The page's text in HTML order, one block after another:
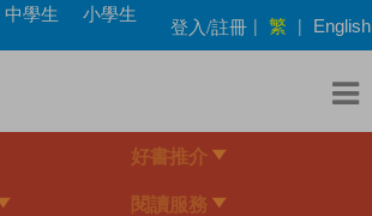
中學生
小學生
登入/註冊 | 繁 | English
好書推介
閱讀服務